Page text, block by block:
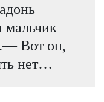
мальчик
Вот он,
нет…